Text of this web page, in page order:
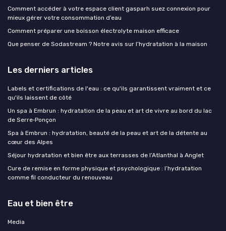
Comment accéder à votre espace client gasparh suez connexion pour
mieux gérer votre consommation d’eau
Comment préparer une boisson électrolyte maison efficace
Que penser de Sodastream ? Notre avis sur l’hydratation à la maison
Les derniers articles
Labels et certifications de l'eau : ce qu'ils garantissent vraiment et ce
qu'ils laissent de côté
Un spa à Embrun : hydratation de la peau et art de vivre au bord du lac
de Serre‑Ponçon
Spa à Embrun : hydratation, beauté de la peau et art de la détente au
cœur des Alpes
Séjour hydratation et bien être aux terrasses de l’Atlanthal à Anglet
Cure de remise en forme physique et psychologique : l’hydratation
comme fil conducteur du renouveau
Eau et bien être
Media